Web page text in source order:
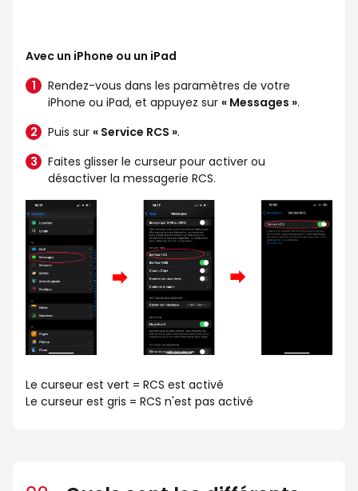
Avec un iPhone ou un iPad
Rendez-vous dans les paramètres de votre
iPhone ou iPad, et appuyez sur « Messages ».
Puis sur « Service RCS ».
Faites glisser le curseur pour activer ou
désactiver la messagerie RCS.
Le curseur est vert = RCS est activé
Le curseur est gris = RCS n'est pas activé